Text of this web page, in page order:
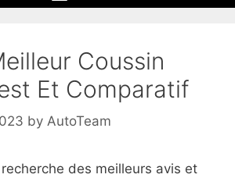
Coussin
Et Comparatif
by AutoTeam
des meilleurs avis et